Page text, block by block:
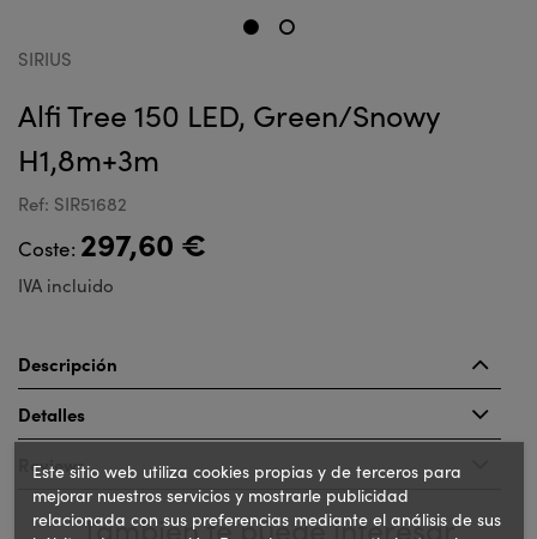
SIRIUS
Alfi Tree 150 LED, Green/Snowy
H1,8m+3m
Ref: SIR51682
Coste: 297,60 €
IVA incluido
Descripción
Detalles
Reviews
También te puede interesar
Este sitio web utiliza cookies propias y de terceros para
mejorar nuestros servicios y mostrarle publicidad
relacionada con sus preferencias mediante el análisis de sus